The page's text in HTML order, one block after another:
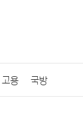
고용 국방